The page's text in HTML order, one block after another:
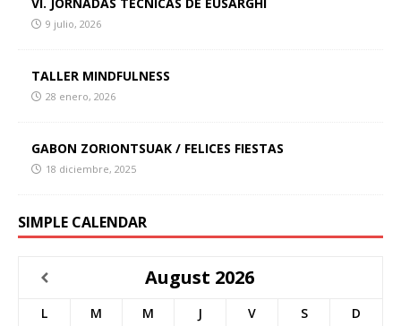
9 julio, 2026
TALLER MINDFULNESS
28 enero, 2026
GABON ZORIONTSUAK / FELICES FIESTAS
18 diciembre, 2025
SIMPLE CALENDAR
August 2026
L M M J V S
D